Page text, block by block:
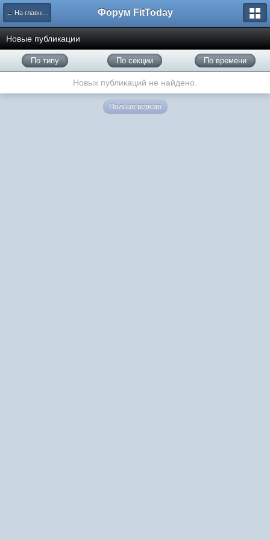
← На главную Форум FitToday
Новые публикации
По типу По секции По времени
Новых публикаций не найдено.
Полная версия